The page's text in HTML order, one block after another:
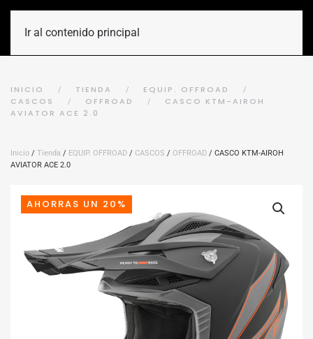
Ir al contenido principal
INICIO TIENDA
EQUIP. OFFROAD
CASCOS
OFFROAD
CASCO KTM-AIROH
AVIATOR ACE 2.0
Inicio / Tienda / EQUIP. OFFROAD / CASCOS / OFFROAD / CASCO KTM-AIROH
AVIATOR ACE 2.0
AHORRAS UN 20%